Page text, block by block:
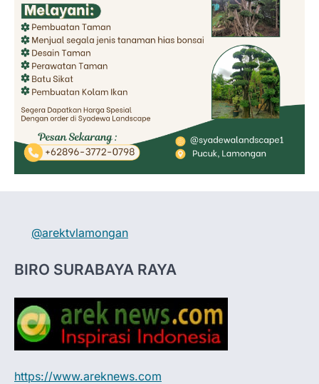
@arektvlamongan
BIRO SURABAYA RAYA
https://www.areknews.com